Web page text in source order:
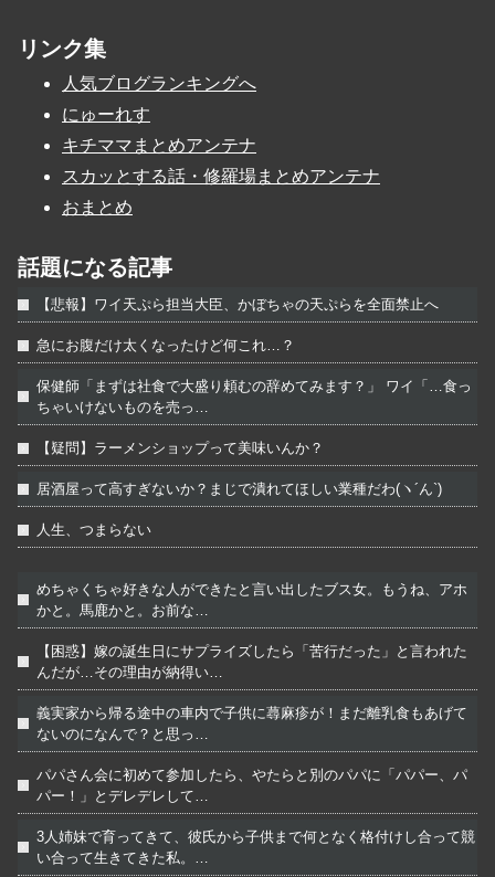
リンク集
人気ブログランキングへ
にゅーれす
キチママまとめアンテナ
スカッとする話・修羅場まとめアンテナ
おまとめ
話題になる記事
【悲報】ワイ天ぷら担当大臣、かぼちゃの天ぷらを全面禁止へ
急にお腹だけ太くなったけど何これ…？
保健師「まずは社食で大盛り頼むの辞めてみます？」 ワイ「…食っ
ちゃいけないものを売っ…
【疑問】ラーメンショップって美味いんか？
居酒屋って高すぎないか？まじで潰れてほしい業種だわ(ヽ´ん`)
人生、つまらない
めちゃくちゃ好きな人ができたと言い出したブス女。もうね、アホ
かと。馬鹿かと。お前な…
【困惑】嫁の誕生日にサプライズしたら「苦行だった」と言われた
んだが…その理由が納得い…
義実家から帰る途中の車内で子供に蕁麻疹が！まだ離乳食もあげて
ないのになんで？と思っ…
パパさん会に初めて参加したら、やたらと別のパパに「パパー、パ
パー！」とデレデレして…
3人姉妹で育ってきて、彼氏から子供まで何となく格付けし合って競
い合って生きてきた私。…